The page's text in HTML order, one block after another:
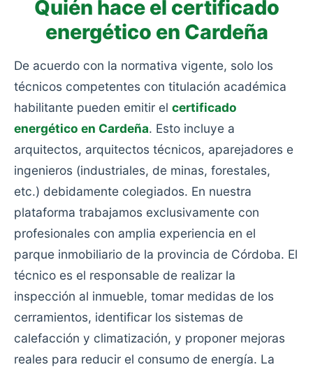
Quién hace el certificado
energético en Cardeña
De acuerdo con la normativa vigente, solo los
técnicos competentes con titulación académica
habilitante pueden emitir el certificado
energético en Cardeña. Esto incluye a
arquitectos, arquitectos técnicos, aparejadores e
ingenieros (industriales, de minas, forestales,
etc.) debidamente colegiados. En nuestra
plataforma trabajamos exclusivamente con
profesionales con amplia experiencia en el
parque inmobiliario de la provincia de Córdoba. El
técnico es el responsable de realizar la
inspección al inmueble, tomar medidas de los
cerramientos, identificar los sistemas de
calefacción y climatización, y proponer mejoras
reales para reducir el consumo de energía. La